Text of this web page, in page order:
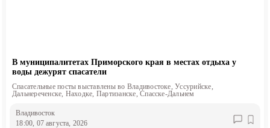
В муниципалитетах Приморского края в местах отдыха у
воды дежурят спасатели
Спасательные посты выставлены во Владивостоке, Уссурийске,
Дальнереченске, Находке, Партизанске, Спасске-Дальнем
Владивосток
18:00, 07 августа, 2026